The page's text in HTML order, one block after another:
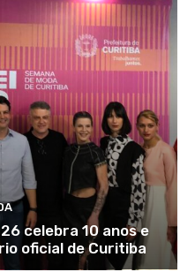
celebra 10 anos e
oficial de Curitiba